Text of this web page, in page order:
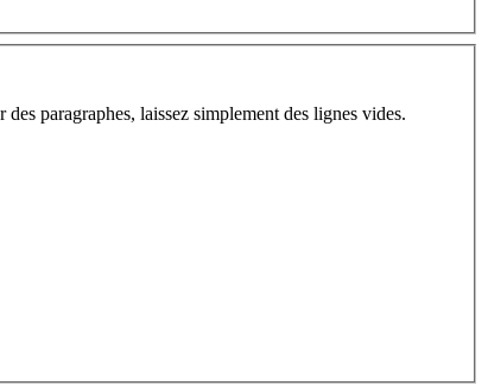
des paragraphes, laissez simplement des lignes vides.